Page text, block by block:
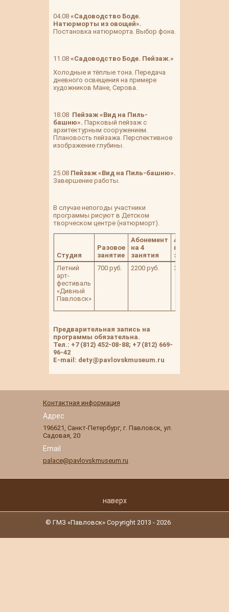
04.08 «Садоводство Боде.
Натюрморты из овощей».
Постановка натюрморта. Выбор фона.
11.08 «Садоводство Боде. Пейзаж.»
Холодные и тёплые тона. Передача
дневного освещения на примере
художников Мане, Серова.
18.08 Пейзаж «Вид на Пиль-
башню». Парковый пейзаж с
архитектурным сооружением.
Плановость пейзажа. Перспективное
изображение глубины.
25.08 Пейзаж «Вид на Пиль-башню».
Завершение работы.
В случае непогоды участники
программы рисуют в Детском
творческом центре (натюрморт).
Студия
Разовое
занятие
Абонемент
на 4
занятия
Абонемент
на 8
занятий
Летний
арт-
фестиваль
«Дивный
Павловск»
700 руб. 2200 руб. 3900 руб.
Предварительная запись на
программы обязательна.
Тел.: +7 (812) 452-08-88; +7 (812) 669-
96-42
E-mail: dety@pavlovskmuseum.ru
Контактная информация
Адрес
196621 , Санкт-Петербург, г. Павловск, ул.
Садовая, 20
Email
palace@pavlovskmuseum.ru
наверх
© ГМЗ «Павловск» Copyright 2013 - 2026